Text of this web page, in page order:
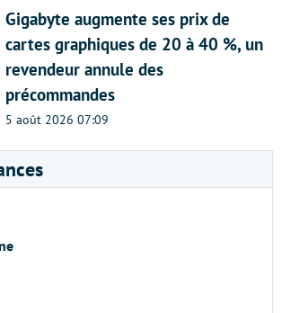
Gigabyte augmente ses prix de
cartes graphiques de 20 à 40 %, un
revendeur annule des
précommandes
5 août 2026 07:09